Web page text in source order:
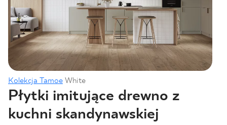
Kolekcja Tamoe White
Płytki imitujące drewno z
kuchni skandynawskiej